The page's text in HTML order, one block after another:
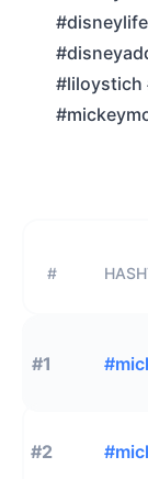
#liloystich
#
#1
#2